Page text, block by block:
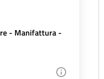
- Manifattura -